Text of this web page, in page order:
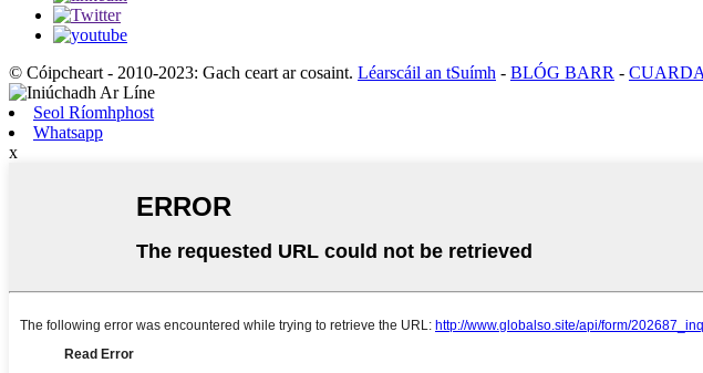
© Cóipcheart - 2010-2023: Gach ceart ar cosaint. Léarscáil an tSuímh - BLÓG BARR -
Seol Ríomhphost
Whatsapp
x